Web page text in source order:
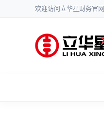
欢迎访问立华星财务官网